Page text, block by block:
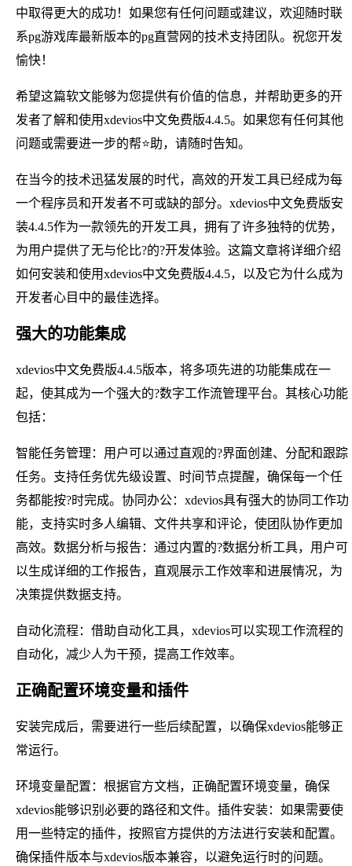
中取得更大的成功！如果您有任何问题或建议，欢迎随时联
系pg游戏库最新版本的pg直营网的技术支持团队。祝您开发
愉快！
希望这篇软文能够为您提供有价值的信息，并帮助更多的开
发者了解和使用xdevios中文免费版4.4.5。如果您有任何其他
问题或需要进一步的帮⭐助，请随时告知。
在当今的技术迅猛发展的时代，高效的开发工具已经成为每
一个程序员和开发者不可或缺的部分。xdevios中文免费版安
装4.4.5作为一款领先的开发工具，拥有了许多独特的优势，
为用户提供了无与伦比?的?开发体验。这篇文章将详细介绍
如何安装和使用xdevios中文免费版4.4.5，以及它为什么成为
开发者心目中的最佳选择。
强大的功能集成
xdevios中文免费版4.4.5版本，将多项先进的功能集成在一
起，使其成为一个强大的?数字工作流管理平台。其核心功能
包括：
智能任务管理：用户可以通过直观的?界面创建、分配和跟踪
任务。支持任务优先级设置、时间节点提醒，确保每一个任
务都能按?时完成。协同办公：xdevios具有强大的协同工作功
能，支持实时多人编辑、文件共享和评论，使团队协作更加
高效。数据分析与报告：通过内置的?数据分析工具，用户可
以生成详细的工作报告，直观展示工作效率和进展情况，为
决策提供数据支持。
自动化流程：借助自动化工具，xdevios可以实现工作流程的
自动化，减少人为干预，提高工作效率。
正确配置环境变量和插件
安装完成后，需要进行一些后续配置，以确保xdevios能够正
常运行。
环境变量配置：根据官方文档，正确配置环境变量，确保
xdevios能够识别必要的路径和文件。插件安装：如果需要使
用一些特定的插件，按照官方提供的方法进行安装和配置。
确保插件版本与xdevios版本兼容，以避免运行时的问题。